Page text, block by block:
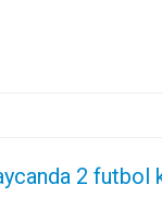
2 futbol